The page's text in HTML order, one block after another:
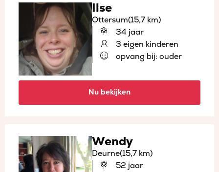
Ilse
Ottersum(15,7 km)
34 jaar
3 eigen kinderen
opvang bij: ouder
Nu bekijken
Wendy
Deurne(15,7 km)
52 jaar